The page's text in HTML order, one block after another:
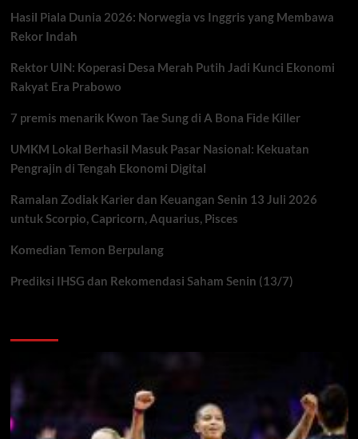
Hasil Piala Dunia 2026: Norwegia vs Inggris yang Membawa
Rekor Indah
Rektor UIN: Koperasi Desa Merah Putih Jadi Kunci Ekonomi
Rakyat Era Prabowo
7 premis menarik Kwon Tae Sung di A Bona Fide Killer
UMKM Lokal Berhasil Masuk Pasar Nasional: Kekuatan
Pengrajin di Tengah Ekonomi Digital
Ramalan Zodiak Karier dan Keuangan Senin 13 Juli 2026
untuk Scorpio, Capricorn, Aquarius, Pisces
Komedian Temon Berpulang
Prediksi IHSG dan Rekomendasi Saham Senin (13/7)